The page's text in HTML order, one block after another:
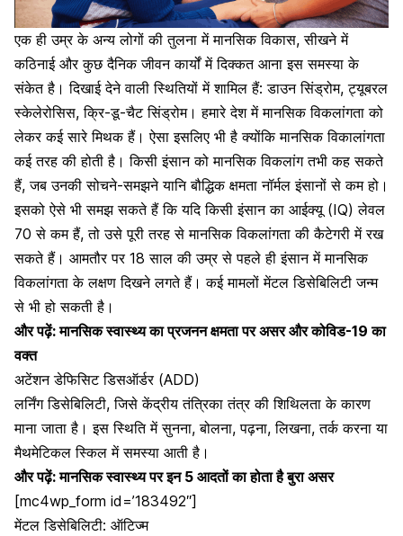
एक ही उम्र के अन्य लोगों की तुलना मेंमानसिक विकास, सीखने में
कठिनाई और कुछ दैनिक जीवन कार्यों में दिक्कत आना इस समस्या के
संकेत है। दिखाई देने वाली स्थितियों में शामिल हैं: डाउन सिंड्रोम, ट्यूबरल
स्केलेरोसिस, क्रि-डू-चैट सिंड्रोम। हमारे देश मेंमानसिक विकलांगता को
लेकर कई सारे मिथक हैं। ऐसा इसलिए भी है क्योंकि मानसिक विकालांगता
कई तरह की होती है। किसी इंसान को मानसिक विकलांग तभी कह सकते
हैं, जब उनकी सोचने-समझने यानि बौद्धिक क्षमता नॉर्मल इंसानों से कम हो।
इसको ऐसे भी समझ सकते हैं कि यदि किसी इंसान का आईक्यू (IQ) लेवल
70 से कम हैं, तो उसे पूरी तरह से मानसिक विकलांगता की कैटेगरी में रख
सकते हैं। आमतौर पर 18 साल की उम्र से पहले ही इंसान में मानसिक
विकलांगता के लक्षण दिखने लगते हैं। कई मामलोंमेंटल डिसेबिलिटी जन्म
से भी हो सकती है।
और पढ़ें:मानसिक स्वास्थ्य का प्रजनन क्षमता पर असर और कोविड-19 का
वक्त
अटेंशन डेफिसिट डिसऑर्डर (ADD)
लर्निंग डिसेबिलिटी, जिसे केंद्रीय तंत्रिका तंत्र की शिथिलता के कारण
माना जाता है। इस स्थिति में सुनना, बोलना, पढ़ना, लिखना, तर्क करना या
मैथमेटिकल स्किल में समस्या आती है।
और पढ़ें:मानसिक स्वास्थ्य पर इन 5 आदतों का होता है बुरा असर
[mc4wp_form id=’183492″]
मेंटल डिसेबिलिटी: ऑटिज्म